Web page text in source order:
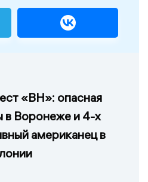
«ВН»: опасная
в Воронеже и 4-х
американец в